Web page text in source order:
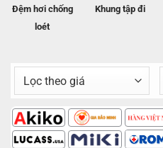
Đệm hơi chống
loét
Khung tập đi